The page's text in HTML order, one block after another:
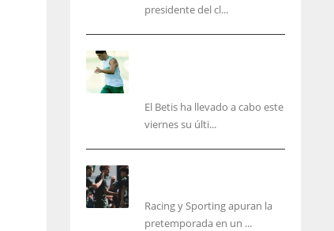
presidente del cl...
El Betis ha llevado a cabo este
viernes su últi...
Racing y Sporting apuran la
pretemporada en un ...